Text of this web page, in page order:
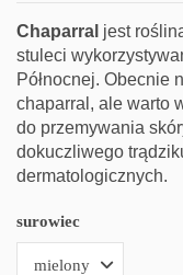
Chaparral jest
stuleci
Północnej. Obecnie
chaparral, ale warto
do przemywania
dokuczliwego
dermatologicznych.
surowiec